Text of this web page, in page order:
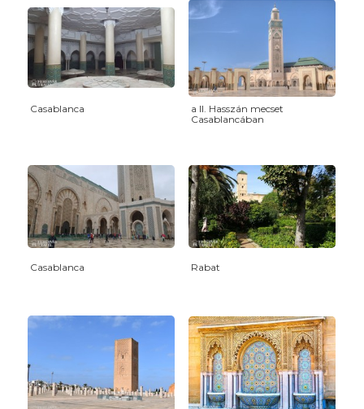
Casablanca
a II. Hasszán mecset
Casablancában
Casablanca Rabat